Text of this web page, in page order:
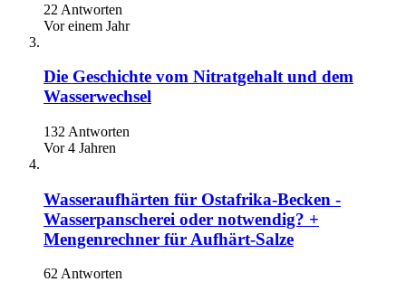
22 Antworten
Vor einem Jahr
Die Geschichte vom Nitratgehalt und dem
Wasserwechsel
132 Antworten
Vor 4 Jahren
Wasseraufhärten für Ostafrika-Becken -
Wasserpanscherei oder notwendig? +
Mengenrechner für Aufhärt-Salze
62 Antworten